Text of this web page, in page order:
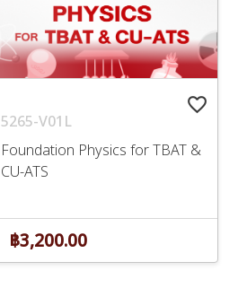
favorite_border
5265-V01L
Foundation Physics for TBAT &
CU-ATS
฿3,200.00